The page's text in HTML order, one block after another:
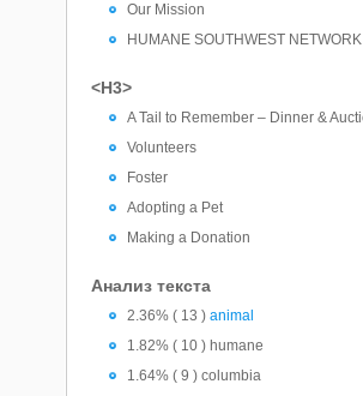
Our Mission
HUMANE SOUTHWEST NETWORK
<H3>
A Tail to Remember – Dinner &
Volunteers
Foster
Adopting a Pet
Making a Donation
Анализ текста
2.36% ( 13 ) animal
1.82% ( 10 ) humane
1.64% ( 9 ) columbia